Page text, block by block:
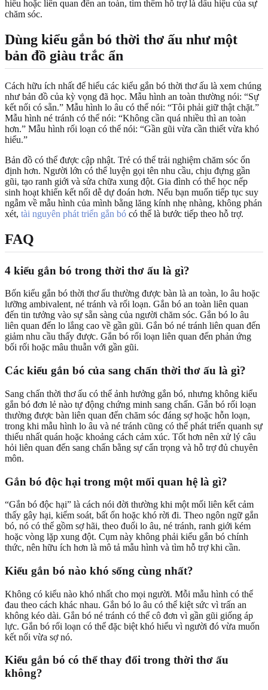
hiểu hoặc liên quan đến an toàn, tìm thêm hỗ trợ là dấu hiệu của sự
chăm sóc.
Dùng kiểu gắn bó thời thơ ấu như một
bản đồ giàu trắc ẩn
Cách hữu ích nhất để hiểu các kiểu gắn bó thời thơ ấu là xem chúng
như bản đồ của kỳ vọng đã học. Mẫu hình an toàn thường nói: “Sự
kết nối có sẵn.” Mẫu hình lo âu có thể nói: “Tôi phải giữ thật chặt.”
Mẫu hình né tránh có thể nói: “Không cần quá nhiều thì an toàn
hơn.” Mẫu hình rối loạn có thể nói: “Gần gũi vừa cần thiết vừa khó
hiểu.”
Bản đồ có thể được cập nhật. Trẻ có thể trải nghiệm chăm sóc ổn
định hơn. Người lớn có thể luyện gọi tên nhu cầu, chịu đựng gần
gũi, tạo ranh giới và sửa chữa xung đột. Gia đình có thể học nếp
sinh hoạt khiến kết nối dễ dự đoán hơn. Nếu bạn muốn tiếp tục suy
ngẫm về mẫu hình của mình bằng lăng kính nhẹ nhàng, không phán
xét, tài nguyên phát triển gắn bó có thể là bước tiếp theo hỗ trợ.
FAQ
4 kiểu gắn bó trong thời thơ ấu là gì?
Bốn kiểu gắn bó thời thơ ấu thường được bàn là an toàn, lo âu hoặc
lưỡng ambivalent, né tránh và rối loạn. Gắn bó an toàn liên quan
đến tin tưởng vào sự sẵn sàng của người chăm sóc. Gắn bó lo âu
liên quan đến lo lắng cao về gần gũi. Gắn bó né tránh liên quan đến
giảm nhu cầu thấy được. Gắn bó rối loạn liên quan đến phản ứng
bối rối hoặc mâu thuẫn với gần gũi.
Các kiểu gắn bó của sang chấn thời thơ ấu là gì?
Sang chấn thời thơ ấu có thể ảnh hưởng gắn bó, nhưng không kiểu
gắn bó đơn lẻ nào tự động chứng minh sang chấn. Gắn bó rối loạn
thường được bàn liên quan đến chăm sóc đáng sợ hoặc hỗn loạn,
trong khi mẫu hình lo âu và né tránh cũng có thể phát triển quanh sự
thiếu nhất quán hoặc khoảng cách cảm xúc. Tốt hơn nên xử lý câu
hỏi liên quan đến sang chấn bằng sự cẩn trọng và hỗ trợ đủ chuyên
môn.
Gắn bó độc hại trong một mối quan hệ là gì?
“Gắn bó độc hại” là cách nói đời thường khi một mối liên kết cảm
thấy gây hại, kiểm soát, bất ổn hoặc khó rời đi. Theo ngôn ngữ gắn
bó, nó có thể gồm sợ hãi, theo đuổi lo âu, né tránh, ranh giới kém
hoặc vòng lặp xung đột. Cụm này không phải kiểu gắn bó chính
thức, nên hữu ích hơn là mô tả mẫu hình và tìm hỗ trợ khi cần.
Kiểu gắn bó nào khó sống cùng nhất?
Không có kiểu nào khó nhất cho mọi người. Mỗi mẫu hình có thể
đau theo cách khác nhau. Gắn bó lo âu có thể kiệt sức vì trấn an
không kéo dài. Gắn bó né tránh có thể cô đơn vì gần gũi giống áp
lực. Gắn bó rối loạn có thể đặc biệt khó hiểu vì người đó vừa muốn
kết nối vừa sợ nó.
Kiểu gắn bó có thể thay đổi trong thời thơ ấu
không?